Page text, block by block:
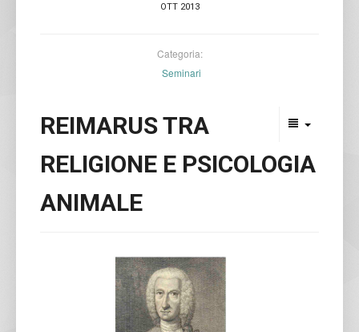
OTT 2013
Categoria:
Seminari
REIMARUS TRA
RELIGIONE E PSICOLOGIA
ANIMALE